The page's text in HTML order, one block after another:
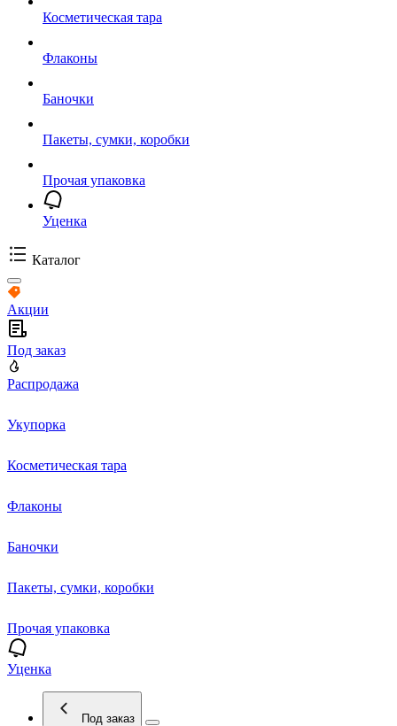
Косметическая тара
Флаконы
Баночки
Пакеты, сумки, коробки
Прочая упаковка
Уценка
Каталог
Акции
Под заказ
Распродажа
Укупорка
Косметическая тара
Флаконы
Баночки
Пакеты, сумки, коробки
Прочая упаковка
Уценка
Под заказ